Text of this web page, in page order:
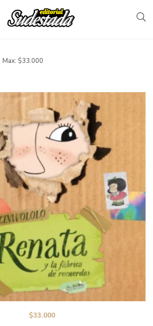
Filtros
Max: $33.000
$33.000